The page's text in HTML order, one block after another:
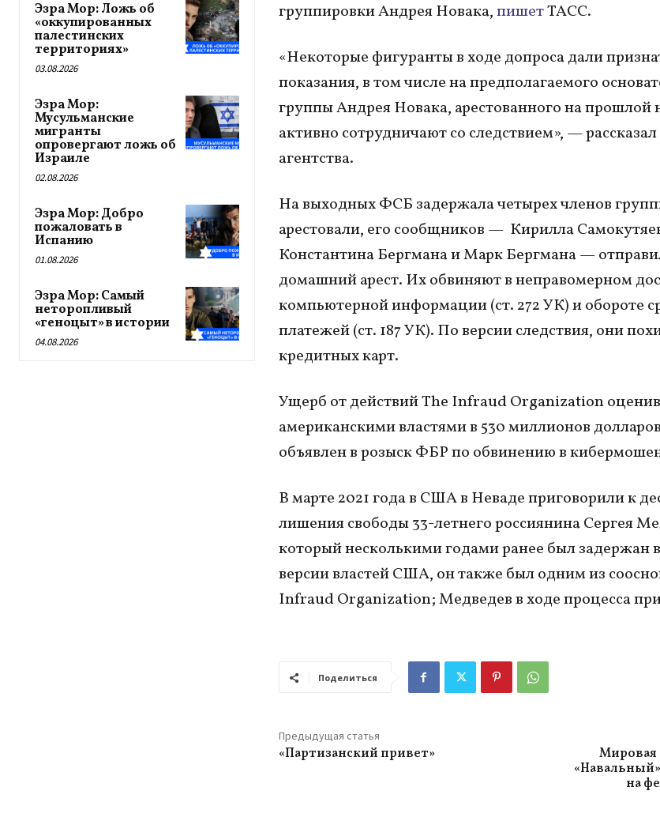
Эзра Мор: Ложь об
«оккупированных
палестинских
территориях»
03.08.2026
Эзра Мор:
Мусульманские
мигранты
опровергают ложь об
Израиле
02.08.2026
Эзра Мор: Добро
пожаловать в
Испанию
01.08.2026
Эзра Мор: Самый
неторопливый
«геноцыт» в истории
04.08.2026
группировки Андрея Новака,пишетТАСС.
«Некоторые фигуранты в ходе допроса дали
показания, в том числе на предполагаемого
группы Андрея Новака, арестованного на прошлой
активно сотрудничают со следствием», —
агентства.
На выходных ФСБ задержала четырех членов
арестовали, его сообщников — Кирилла
Константина Бергмана и Марк Бергмана —
домашний арест. Их обвиняют в неправомерном
компьютерной информации (ст. 272 УК) и обороте
платежей (ст. 187 УК). По версии следствия, они
кредитных карт.
Ущерб от действий The Infraud Organization
американскими властями в 530 миллионов
объявлен в розыск ФБР по обвинению в
В марте 2021 года в США в Неваде приговорили к
лишения свободы 33-летнего россиянина Сергея
который несколькими годами ранее был задержан
версии властей США, он также был одним из
Infraud Organization; Медведев в ходе процесса
Поделиться
Предыдущая статья
«Партизанский привет»
Мировая
на